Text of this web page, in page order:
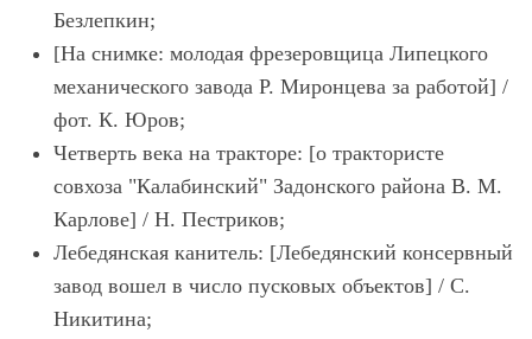
Безлепкин;
[На снимке: молодая фрезеровщица Липецкого
механического завода Р. Миронцева за работой] /
фот. К. Юров;
Четверть века на тракторе: [о трактористе
совхоза "Калабинский" Задонского района В. М.
Карлове] / Н. Пестриков;
Лебедянская канитель: [Лебедянский консервный
завод вошел в число пусковых объектов] / С.
Никитина;